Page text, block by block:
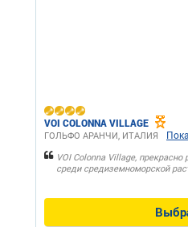
VOI COLONNA VILLAGE
ГОЛЬФО АРАНЧИ, ИТАЛИЯ
VOI Colonna Village,
среди средиземноморской